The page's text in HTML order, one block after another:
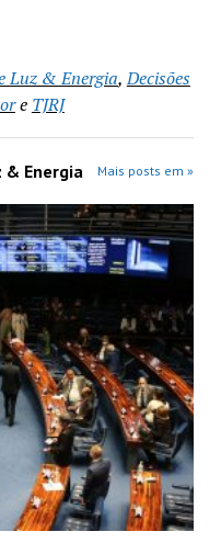
Luz & Energia,Decisões
e TJRJ
& Energia Mais posts em »